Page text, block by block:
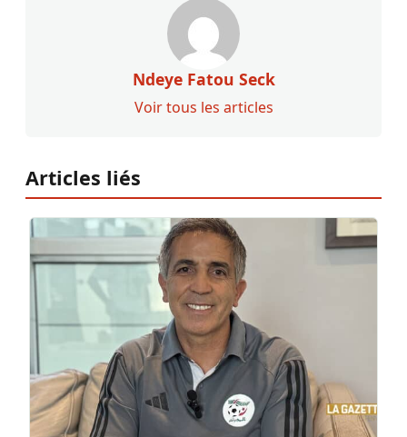
Ndeye Fatou Seck
Voir tous les articles
Articles liés